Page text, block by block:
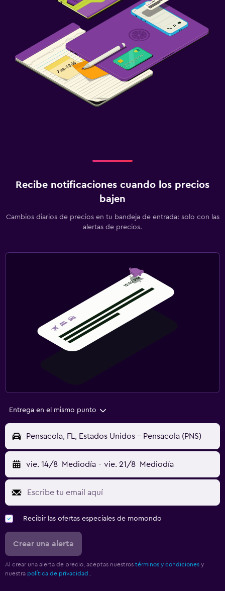
Recibe notificaciones cuando los precios
bajen
Cambios diarios de precios en tu bandeja de entrada: solo con las
alertas de precios.
Entrega en el mismo punto
Pensacola, FL, Estados Unidos - Pensacola (PNS)
vie. 14/8 Mediodía - vie. 21/8 Mediodía
Recibir las ofertas especiales de momondo
Crear una alerta
Al crear una alerta de precio, aceptas nuestros términos y condiciones y
nuestra política de privacidad..